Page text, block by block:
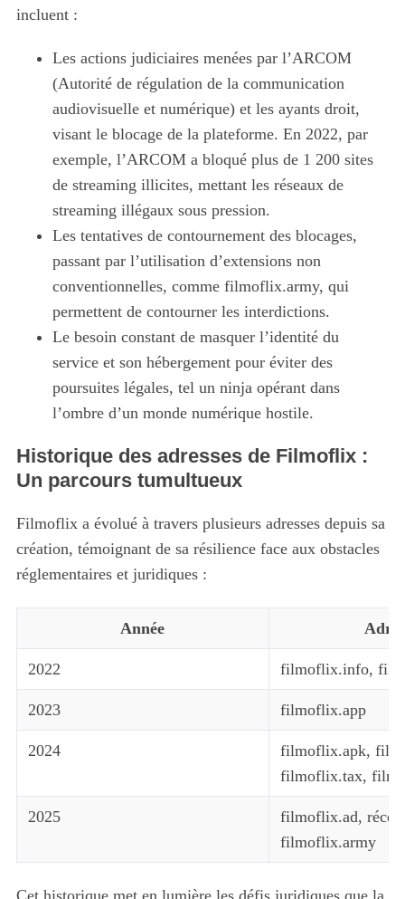
incluent :
Les actions judiciaires menées par l’ARCOM
(Autorité de régulation de la communication
audiovisuelle et numérique) et les ayants droit,
visant le blocage de la plateforme. En 2022, par
exemple, l’ARCOM a bloqué plus de 1 200 sites
de streaming illicites, mettant les réseaux de
streaming illégaux sous pression.
Les tentatives de contournement des blocages,
passant par l’utilisation d’extensions non
conventionnelles, comme filmoflix.army, qui
permettent de contourner les interdictions.
Le besoin constant de masquer l’identité du
service et son hébergement pour éviter des
poursuites légales, tel un ninja opérant dans
l’ombre d’un monde numérique hostile.
Historique des adresses de Filmoflix :
Un parcours tumultueux
Filmoflix a évolué à travers plusieurs adresses depuis sa
création, témoignant de sa résilience face aux obstacles
réglementaires et juridiques :
Année
2022 filmoflix.info,
2023 filmoflix.app
2024
filmoflix.apk,
filmoflix.tax,
2025
filmoflix.ad,
filmoflix.army